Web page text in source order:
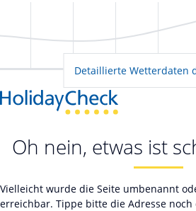
Detaillierte Wetterdaten
Oh nein, etwas ist
Vielleicht wurde die Seite umbenannt
erreichbar. Tippe bitte die Adresse